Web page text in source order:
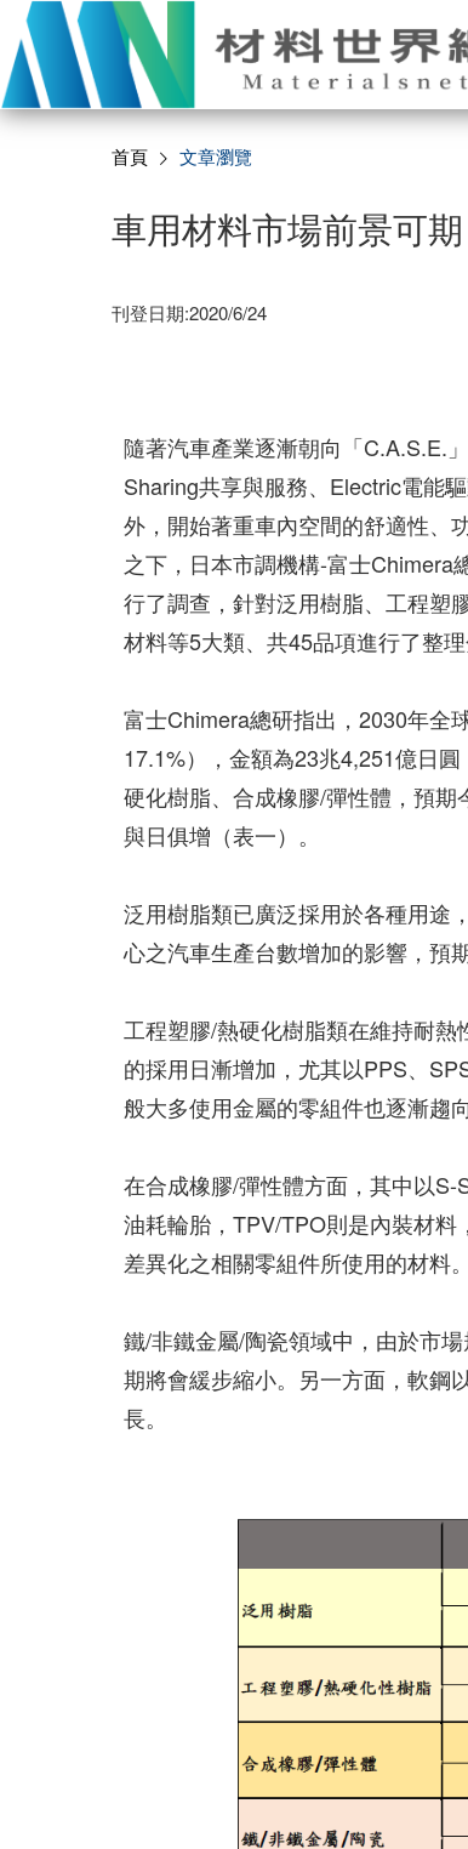
首頁 文章瀏覽
車用材料市場前景可
刊登日期:2020/6/24
隨著汽車產業逐漸朝向「C.A.S.E.
Sharing共享與服務、Electric電能
外，開始著重車內空間的舒適性、
之下，日本市調機構-富士Chimera
行了調查，針對泛用樹脂、工程塑
材料等5大類、共45品項進行了整理
富士Chimera總研指出，2030年全
17.1%），金額為23兆4,251億日
硬化樹脂、合成橡膠/彈性體，預
與日俱增（表一）。
泛用樹脂類已廣泛採用於各種用途
心之汽車生產台數增加的影響，預
工程塑膠/熱硬化樹脂類在維持耐
的採用日漸增加，尤其以PPS、
般大多使用金屬的零組件也逐漸趨
在合成橡膠/彈性體方面，其中以
油耗輪胎，TPV/TPO則是內裝材
差異化之相關零組件所使用的材料。
鐵/非鐵金屬/陶瓷領域中，由於市
期將會緩步縮小。另一方面，軟鋼
長。